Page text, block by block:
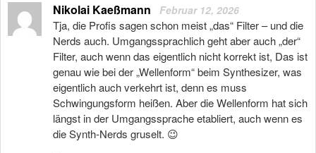
Nikolai Kaeßmann Februar 12, 2026
Tja, die Profis sagen schon meist „das“ Filter – und die
Nerds auch. Umgangssprachlich geht aber auch „der“
Filter, auch wenn das eigentlich nicht korrekt ist, Das ist
genau wie bei der „Wellenform“ beim Synthesizer, was
eigentlich auch verkehrt ist, denn es muss
Schwingungsform heißen. Aber die Wellenform hat sich
längst in der Umgangssprache etabliert, auch wenn es
die Synth-Nerds gruselt. 😉